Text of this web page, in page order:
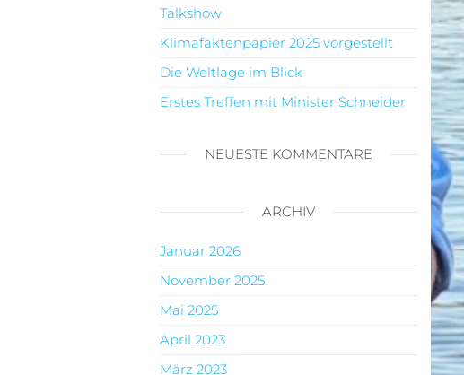
Talkshow
Klimafaktenpapier 2025 vorgestellt
Die Weltlage im Blick
Erstes Treffen mit Minister Schneider
NEUESTE KOMMENTARE
ARCHIV
Januar 2026
November 2025
Mai 2025
April 2023
März 2023